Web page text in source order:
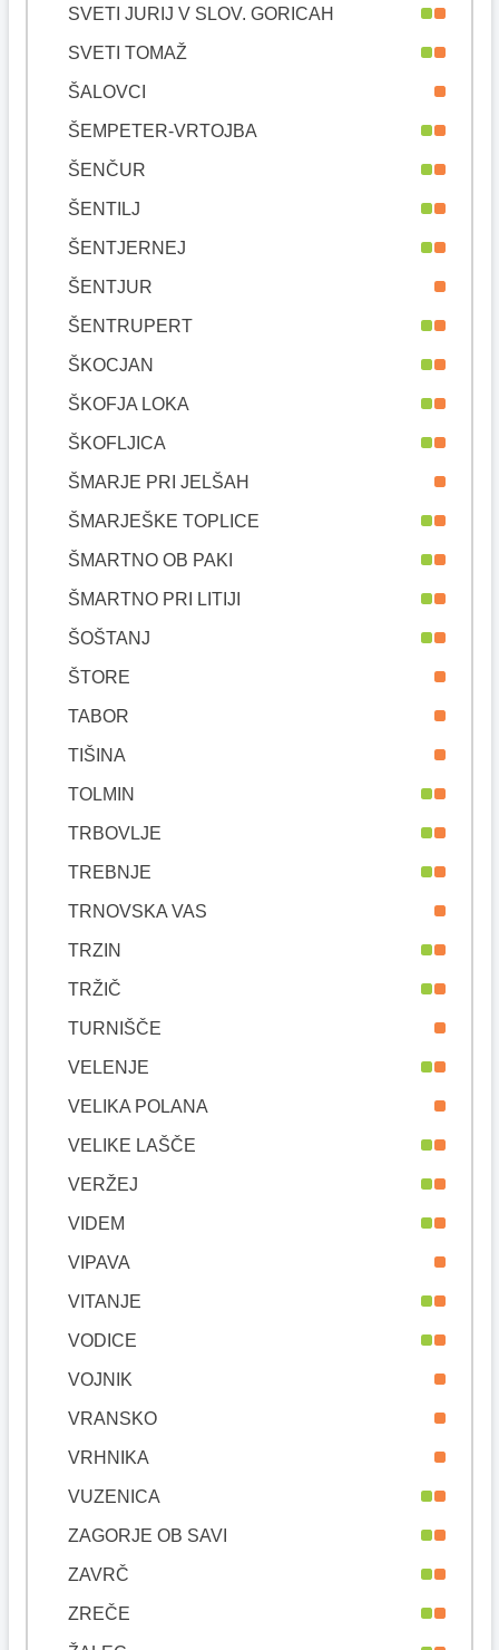
SVETI JURIJ V SLOV. GORICAH
SVETI TOMAŽ
ŠALOVCI
ŠEMPETER-VRTOJBA
ŠENČUR
ŠENTILJ
ŠENTJERNEJ
ŠENTJUR
ŠENTRUPERT
ŠKOCJAN
ŠKOFJA LOKA
ŠKOFLJICA
ŠMARJE PRI JELŠAH
ŠMARJEŠKE TOPLICE
ŠMARTNO OB PAKI
ŠMARTNO PRI LITIJI
ŠOŠTANJ
ŠTORE
TABOR
TIŠINA
TOLMIN
TRBOVLJE
TREBNJE
TRNOVSKA VAS
TRZIN
TRŽIČ
TURNIŠČE
VELENJE
VELIKA POLANA
VELIKE LAŠČE
VERŽEJ
VIDEM
VIPAVA
VITANJE
VODICE
VOJNIK
VRANSKO
VRHNIKA
VUZENICA
ZAGORJE OB SAVI
ZAVRČ
ZREČE